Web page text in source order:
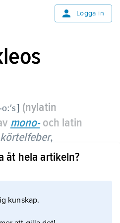
Logga in
(nylatin
mono-och latin
körtelfeber,
in­fec­
via saliv (därav
Sjukdomen är
åt hela artikeln?
kunskap.